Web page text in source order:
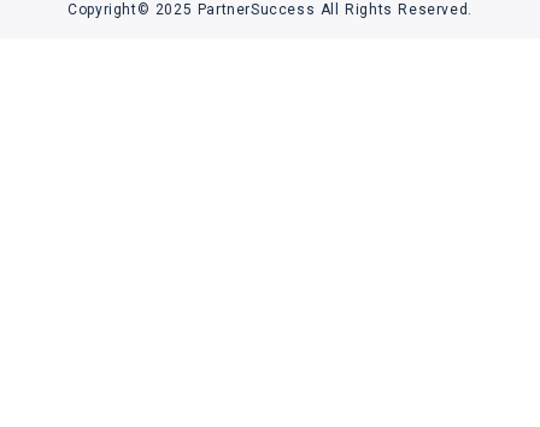
Copyright© 2025 PartnerSuccess All Rights Reserved.